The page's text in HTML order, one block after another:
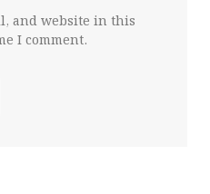
and website in this
I comment.